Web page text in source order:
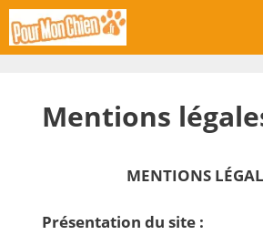
Aller
au
contenu
Mentions
MENTIONS
Présentation du site :